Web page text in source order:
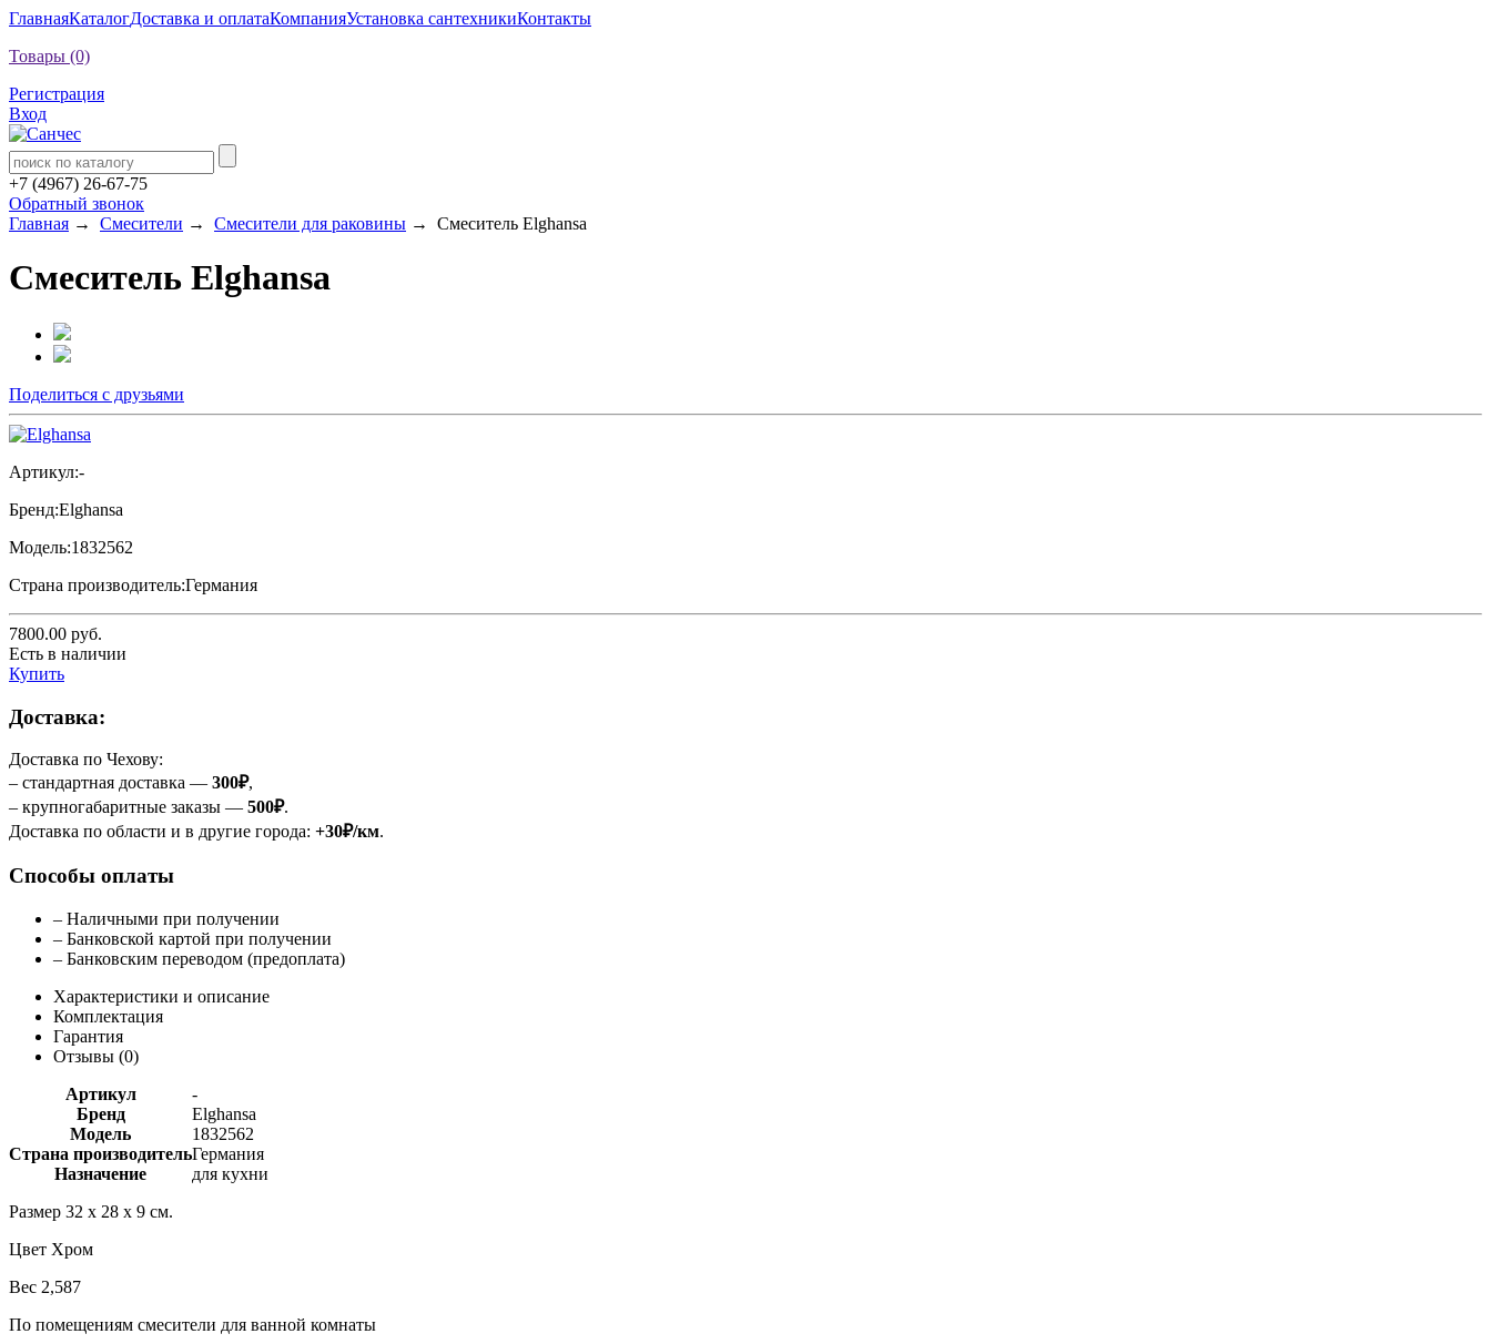
ГлавнаяКаталогДоставка и оплатаКомпанияУстановка сантехникиКонтакты
Товары (0)
Регистрация
Вход
+7 (4967) 26-67-75
Обратный звонок
Главная → Смесители → Смесители для раковины → Смеситель Elghansa
Смеситель Elghansa
Поделиться с друзьями
Артикул:-
Бренд:Elghansa
Модель:1832562
Страна производитель:Германия
7800.00 руб.
Есть в наличии
Купить
Доставка:
Доставка по Чехову:
– стандартная доставка — 300₽,
– крупногабаритные заказы — 500₽.
Доставка по области и в другие города: +30₽/км.
Способы оплаты
– Наличными при получении
– Банковской картой при получении
– Банковским переводом (предоплата)
Характеристики и описание
Комплектация
Гарантия
Отзывы (0)
Артикул
-
Бренд
Elghansa
Модель
1832562
Страна производительГермания
Назначение
для кухни
Размер 32 х 28 х 9 см.
Цвет Хром
Вес 2,587
По помещениям смесители для ванной комнаты